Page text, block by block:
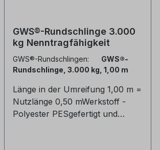
GWS®-Rundschlinge 3.000
kg Nenntragfähigkeit
GWS®-Rundschlingen: GWS®-
Rundschlinge, 3.000 kg, 1,00 m
Länge in der Umreifung 1,00 m =
Nutzlänge 0,50 mWerkstoff -
Polyester PESgefertigt und